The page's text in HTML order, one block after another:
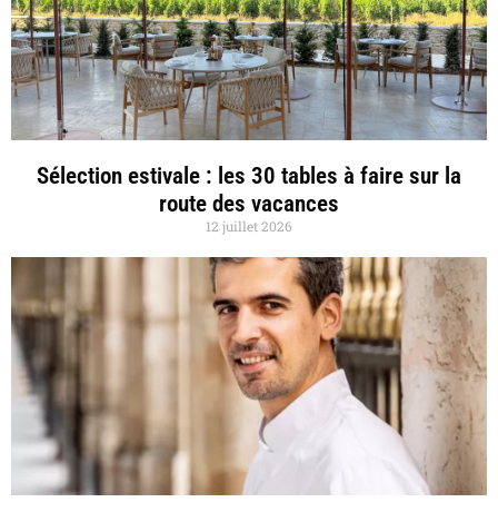
Sélection estivale : les 30 tables à faire sur la
route des vacances
12 juillet 2026